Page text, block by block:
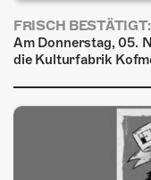
FRISCH
Am Donnerstag, 05.
die Kulturfabrik